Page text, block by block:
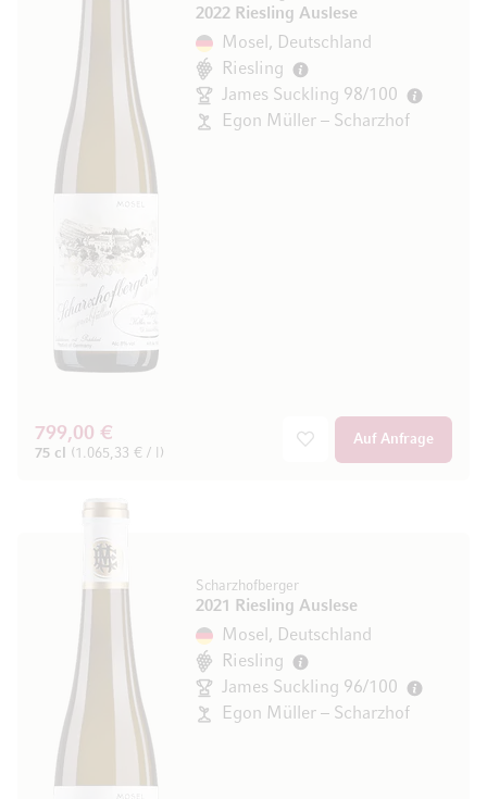
2022 Riesling Auslese
Mosel, Deutschland
Riesling
James Suckling 98/100
Egon Müller – Scharzhof
799,00 €
75 cl (1.065,33 € / l)
Auf Anfrage
Scharzhofberger
2021 Riesling Auslese
Mosel, Deutschland
Riesling
James Suckling 96/100
Egon Müller – Scharzhof